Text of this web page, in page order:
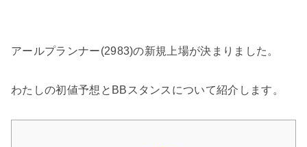
アールプランナー(2983)の新規上場が決まりました。
わたしの初値予想とBBスタンスについて紹介します。